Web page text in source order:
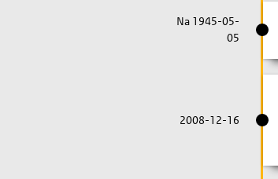
Na 1945-05-
05
2008-12-16